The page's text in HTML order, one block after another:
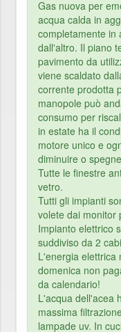
Gas nuova per
acqua calda in
completamente in
dall'altro. Il piano
pavimento da
viene scaldato
corrente prodotta
manopole può
consumo per
in estate ha il
motore unico e
diminuire o
Tutte le finestre
vetro.
Tutti gli impianti
volete dai monitor
Impianto elettrico
suddiviso da 2
L'energia elettrica
domenica non
da calendario!
L'acqua dell'acea
massima
lampade uv. In